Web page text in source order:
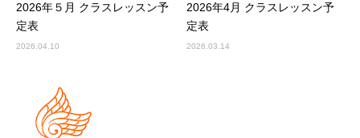
2026年５月 クラスレッスン予
定表
2026.04.10
2026年4月 クラスレッスン予
定表
2026.03.14